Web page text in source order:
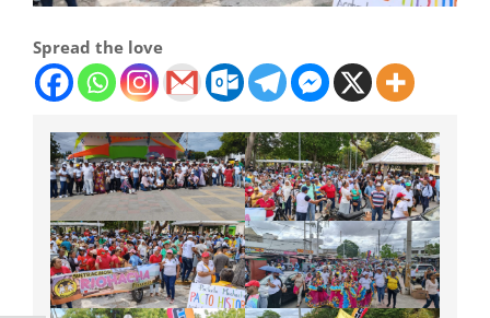
Spread the love